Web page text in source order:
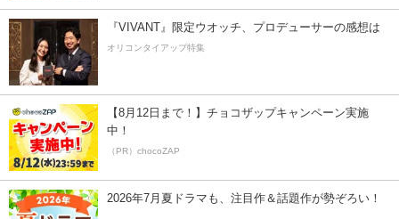
『VIVANT』限定ウオッチ、プロデューサーの感想は
オリコンタイアップ特集
【8月12日まで！】チョコザップキャンペーン実施
中！
（PR）chocoZAP
2026年7月夏ドラマも、注目作＆話題作が勢ぞろい！